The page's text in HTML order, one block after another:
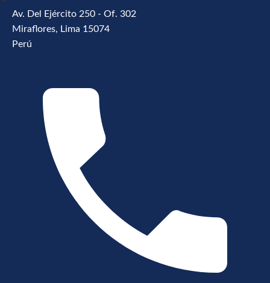
Av. Del Ejército 250 - Of. 302
Miraflores, Lima 15074
Perú